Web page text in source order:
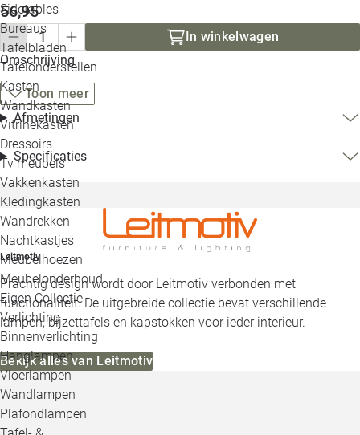
Sidetables
Bureaus
Tafelbladen
Tafelonderstellen
Kasten
Wandkasten
Vitrinekasten
Dressoirs
Tv meubels
Vakkenkasten
Kledingkasten
Wandrekken
Nachtkastjes
Meubelhoezen
Meubelonderhoud
Eigen Collectie
Verlichting
Binnenverlichting
Hanglampen
Vloerlampen
Wandlampen
Plafondlampen
56,95
In winkelwagen
Omschrijving
Toon meer
Afmetingen
Specificaties
Leitmotiv
Prachtig design wordt door Leitmotiv verbonden met
functionaliteit. De uitgebreide collectie bevat verschillende
lampen, bijzettafels en kapstokken voor ieder interieur.
Bekijk alles van Leitmotiv